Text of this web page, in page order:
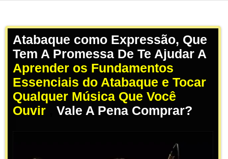
Atabaque como Expressão, Que
Tem A Promessa De Te Ajudar A
Aprender os Fundamentos
Essenciais do Atabaque e Tocar
Qualquer Música Que Você
Ouvir
Vale A Pena Comprar?